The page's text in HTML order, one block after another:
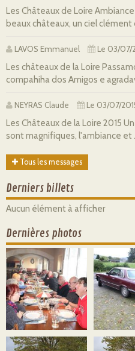
Les Châteaux de Loire
beaux châteaux, un ciel clément
LAVOS Emmanuel Le 03/07/
Les châteaux de la Loire
compahiha dos Amigos e
NEYRAS Claude Le 03/07/
Les Châteaux de la Loire 2015
sont magnifiques, l'ambiance et
Tous les messages
Derniers billets
Aucun élément à afficher
Dernières photos